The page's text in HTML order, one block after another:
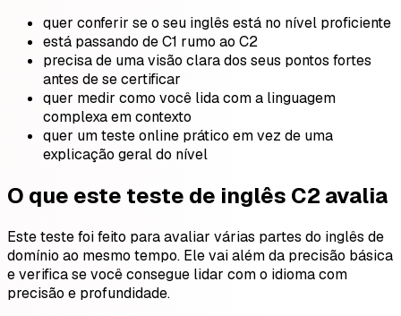
quer conferir se o seu inglês está no nível proficiente
está passando de C1 rumo ao C2
precisa de uma visão clara dos seus pontos fortes
antes de se certificar
quer medir como você lida com a linguagem
complexa em contexto
quer um teste online prático em vez de uma
explicação geral do nível
O que este teste de inglês C2 avalia
Este teste foi feito para avaliar várias partes do inglês de
domínio ao mesmo tempo. Ele vai além da precisão básica
e verifica se você consegue lidar com o idioma com
precisão e profundidade.